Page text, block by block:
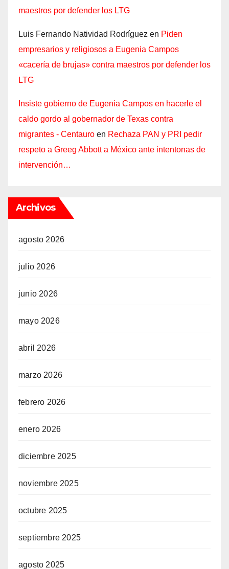
maestros por defender los LTG
Luis Fernando Natividad Rodríguez en Piden
empresarios y religiosos a Eugenia Campos
«cacería de brujas» contra maestros por defender los
LTG
Insiste gobierno de Eugenia Campos en hacerle el
caldo gordo al gobernador de Texas contra
migrantes - Centauro en Rechaza PAN y PRI pedir
respeto a Greeg Abbott a México ante intentonas de
intervención…
Archivos
agosto 2026
julio 2026
junio 2026
mayo 2026
abril 2026
marzo 2026
febrero 2026
enero 2026
diciembre 2025
noviembre 2025
octubre 2025
septiembre 2025
agosto 2025